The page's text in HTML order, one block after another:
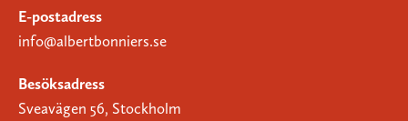
E-postadress
info@albertbonniers.se
Besöksadress
Sveavägen 56, Stockholm